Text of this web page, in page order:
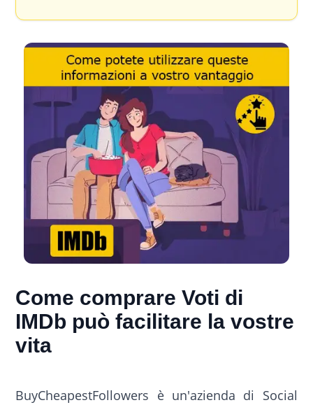
Come comprare Voti di
IMDb può facilitare la vostre
vita
BuyCheapestFollowers è un'azienda di Social